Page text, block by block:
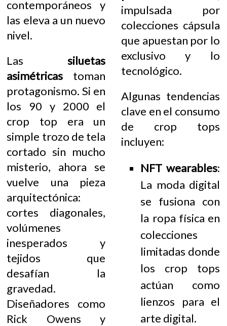
contemporáneos y
las eleva a un nuevo
nivel.
Lassiluetas
asimétricas toman
protagonismo. Si en
los 90 y 2000 el
crop top era un
simple trozo de tela
cortado sin mucho
misterio, ahora se
vuelve una pieza
arquitectónica:
cortes diagonales,
volúmenes
inesperados y
tejidos que
desafían la
gravedad.
Diseñadores como
Rick Owens y
impulsada por
colecciones cápsula
que apuestan por lo
exclusivo y lo
tecnológico.
Algunas tendencias
clave en el consumo
de crop tops
incluyen:
NFT wearables:
La moda digital
se fusiona con
la ropa física en
colecciones
limitadas donde
los crop tops
actúan como
lienzos para el
arte digital.